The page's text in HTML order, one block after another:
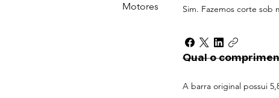
Motores
Sim. Fazemos corte
Qual o
A barra original possui